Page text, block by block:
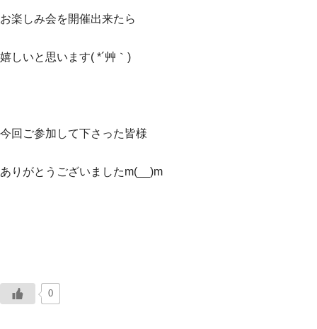
お楽しみ会を開催出来たら
嬉しいと思います( *´艸｀)
今回ご参加して下さった皆様
ありがとうございましたm(__)m
0